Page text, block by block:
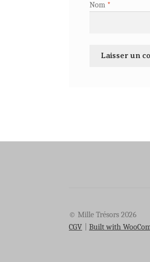
Nom *
© Mille Trésors 2026
CGV
Built with